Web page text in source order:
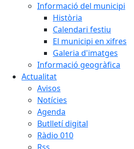
Informació del municipi
Història
Calendari festiu
El municipi en xifres
Galeria d'imatges
Informació geogràfica
Actualitat
Avisos
Notícies
Agenda
Butlletí digital
Ràdio 010